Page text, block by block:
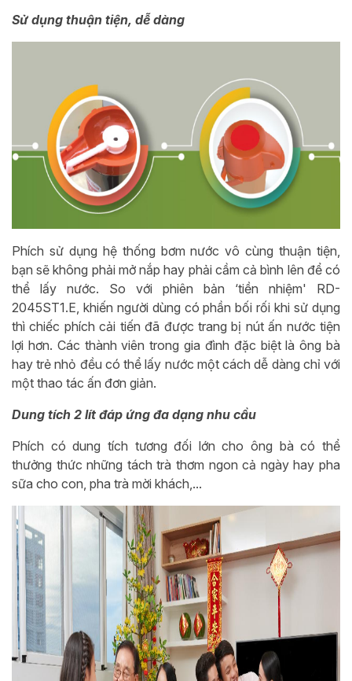
Sử dụng thuận tiện, dễ dàng
Phích sử dụng hệ thống bơm nước vô cùng thuận tiện,
bạn sẽ không phải mở nắp hay phải cầm cả bình lên để có
thể lấy nước. So với phiên bản ‘tiền nhiệm' RD-
2045ST1.E, khiến người dùng có phần bối rối khi sử dụng
thì chiếc phích cải tiến đã được trang bị nút ấn nước tiện
lợi hơn. Các thành viên trong gia đình đặc biệt là ông bà
hay trẻ nhỏ đều có thể lấy nước một cách dễ dàng chỉ với
một thao tác ấn đơn giản.
Dung tích 2 lít đáp ứng đa dạng nhu cầu
Phích có dung tích tương đối lớn cho ông bà có thể
thưởng thức những tách trà thơm ngon cả ngày hay pha
sữa cho con, pha trà mời khách,...